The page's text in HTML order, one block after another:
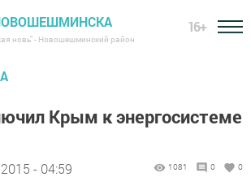
новь" - Новошешминский район
16+
Крым к энергосистеме
- 04:59 1081 0 0